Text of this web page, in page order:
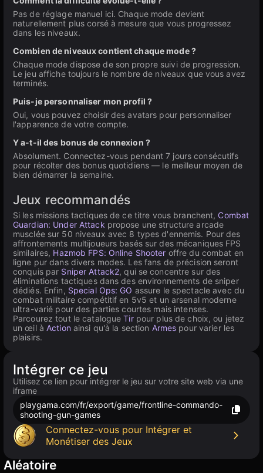
Pas de réglage manuel ici. Chaque mode devient
naturellement plus corsé à mesure que vous progressez
dans les niveaux.
Combien de niveaux contient chaque mode ?
Chaque mode dispose de son propre suivi de progression.
Le jeu affiche toujours le nombre de niveaux que vous avez
terminés.
Puis-je personnaliser mon profil ?
Oui, vous pouvez choisir des avatars pour personnaliser
l'apparence de votre compte.
Y a-t-il des bonus de connexion ?
Absolument. Connectez-vous pendant 7 jours consécutifs
pour récolter des bonus quotidiens — le meilleur moyen de
bien démarrer la semaine.
Jeux recommandés
Si les missions tactiques de ce titre vous branchent, Combat
Guardian: Under Attack propose une structure arcade
musclée sur 50 niveaux avec 8 types d'ennemis. Pour des
affrontements multijoueurs basés sur des mécaniques FPS
similaires, Hazmob FPS: Online Shooter offre du combat en
ligne pur dans divers modes. Les fans de précision seront
conquis par Sniper Attack2, qui se concentre sur des
éliminations tactiques dans des environnements de sniper
dédiés. Enfin, Special Ops: GO assure le spectacle avec du
combat militaire compétitif en 5v5 et un arsenal moderne
ultra-varié pour des parties courtes mais intenses.
Parcourez tout le catalogueTirpour plus de choix, ou jetez
un œil àAction ainsi qu'à la section Armes pour varier les
plaisirs.
Intégrer ce jeu
Utilisez ce lien pour intégrer le jeu sur votre site web via une
iframe
playgama.com/fr/export/game/frontline-commando-
shooting-gun-games
Connectez-vous pour Intégrer et
Monétiser des Jeux
Aléatoire